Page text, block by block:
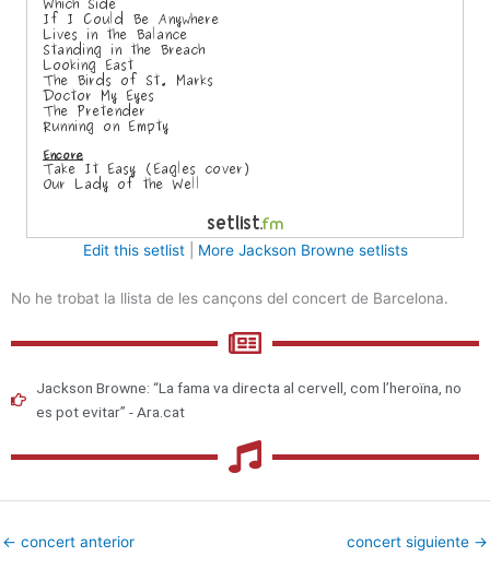
Edit this setlist| More Jackson Browne setlists
No he trobat la llista de les cançons del concert de Barcelona.
Jackson Browne: “La fama va directa al cervell, com l’heroïna, no
es pot evitar” - Ara.cat
← concert anterior concert siguiente →